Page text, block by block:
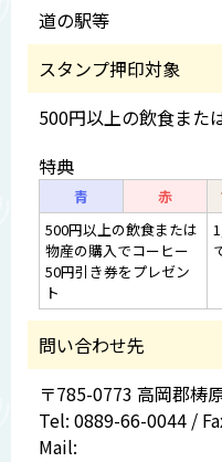
道の駅等
スタンプ押印対象
500円以上の飲食また
特典
青 赤
500円以上の飲食または
物産の購入でコーヒー
50円引き券をプレゼン
ト
問い合わせ先
〒785-0773 高岡郡梼
Tel: 0889-66-0044 /
Mail: